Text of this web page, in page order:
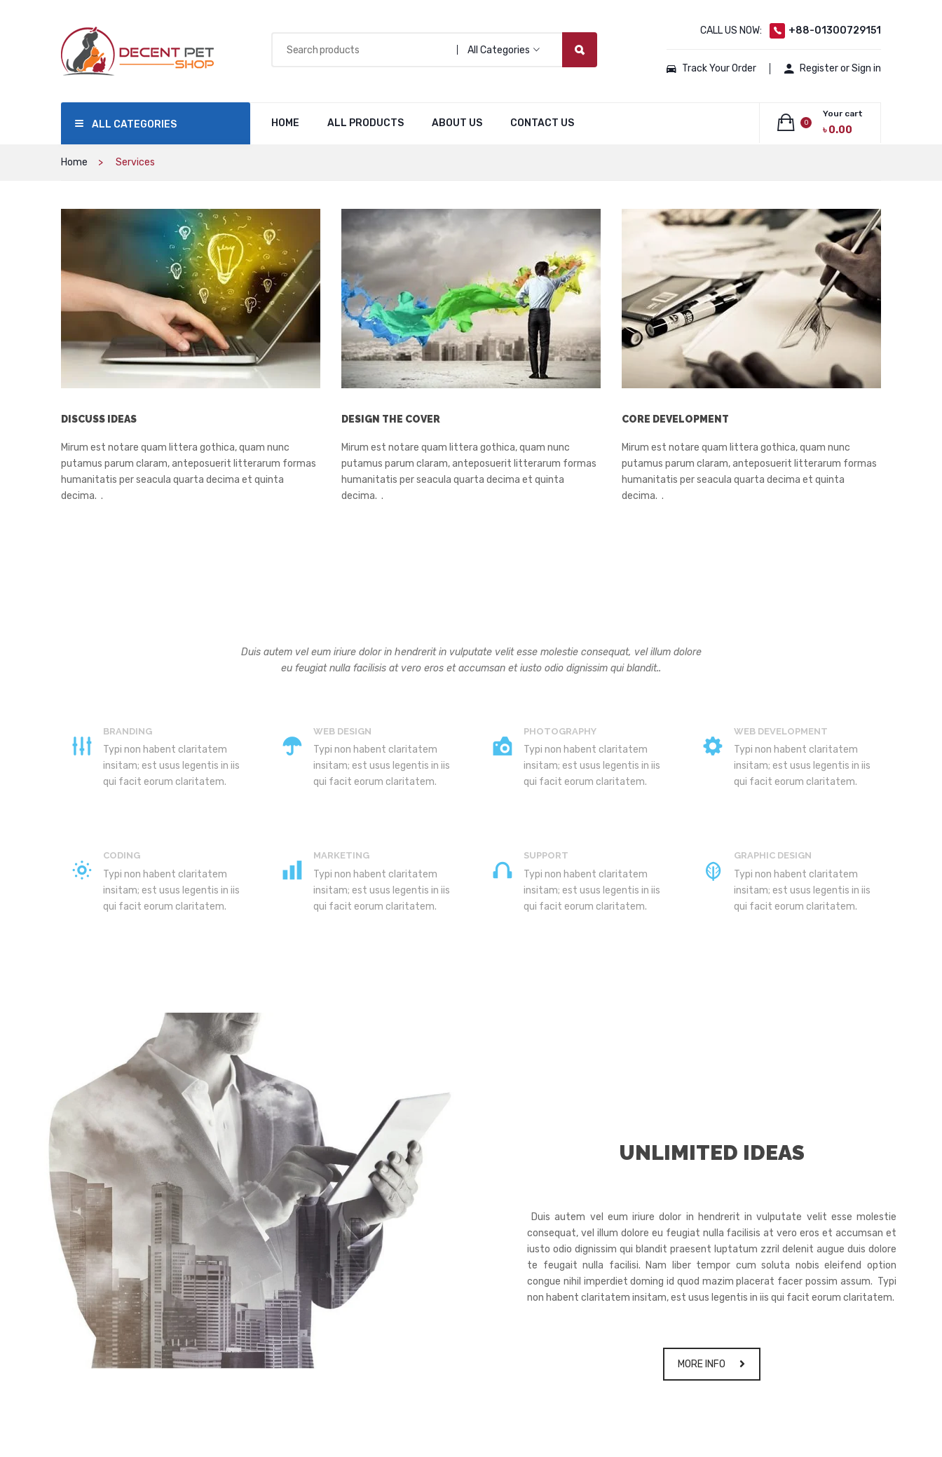
All Categories
CALL US NOW: +88-01300729151
Track Your Order Register or Sign in
HOME ALL PRODUCTS ABOUT US CONTACT US
ALL CATEGORIES 0
Your cart
৳0.00
Home Services
DISCUSS IDEAS
Mirum est notare quam littera gothica, quam nunc
putamus parum claram, anteposuerit litterarum formas
humanitatis per seacula quarta decima et quinta
decima. .
DESIGN THE COVER
Mirum est notare quam littera gothica, quam nunc
putamus parum claram, anteposuerit litterarum formas
humanitatis per seacula quarta decima et quinta
decima. .
CORE DEVELOPMENT
Mirum est notare quam littera gothica, quam nunc
putamus parum claram, anteposuerit litterarum formas
humanitatis per seacula quarta decima et quinta
decima. .
Duis autem vel eum iriure dolor in hendrerit in vulputate velit esse molestie consequat, vel illum dolore
eu feugiat nulla facilisis at vero eros et accumsan et iusto odio dignissim qui blandit..
BRANDING
Typi non habent claritatem
insitam; est usus legentis in iis
qui facit eorum claritatem.
WEB DESIGN
Typi non habent claritatem
insitam; est usus legentis in iis
qui facit eorum claritatem.
PHOTOGRAPHY
Typi non habent claritatem
insitam; est usus legentis in iis
qui facit eorum claritatem.
WEB DEVELOPMENT
Typi non habent claritatem
insitam; est usus legentis in iis
qui facit eorum claritatem.
CODING
Typi non habent claritatem
insitam; est usus legentis in iis
qui facit eorum claritatem.
MARKETING
Typi non habent claritatem
insitam; est usus legentis in iis
qui facit eorum claritatem.
SUPPORT
Typi non habent claritatem
insitam; est usus legentis in iis
qui facit eorum claritatem.
GRAPHIC DESIGN
Typi non habent claritatem
insitam; est usus legentis in iis
qui facit eorum claritatem.
UNLIMITED IDEAS
Duis autem vel eum iriure dolor in hendrerit in vulputate velit esse molestie
consequat, vel illum dolore eu feugiat nulla facilisis at vero eros et accumsan et
iusto odio dignissim qui blandit praesent luptatum zzril delenit augue duis dolore
te feugait nulla facilisi. Nam liber tempor cum soluta nobis eleifend option
congue nihil imperdiet doming id quod mazim placerat facer possim assum. Typi
non habent claritatem insitam, est usus legentis in iis qui facit eorum claritatem.
MORE INFO